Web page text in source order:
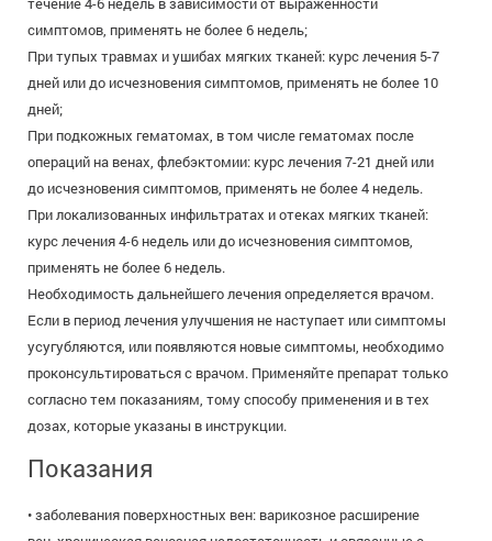
симптомов, применять не более 6 недель;
При тупых травмах и ушибах мягких тканей: курс лечения 5-7
дней или до исчезновения симптомов, применять не более 10
дней;
При подкожных гематомах, в том числе гематомах после
операций на венах, флебэктомии: курс лечения 7-21 дней или
до исчезновения симптомов, применять не более 4 недель.
При локализованных инфильтратах и отеках мягких тканей:
курс лечения 4-6 недель или до исчезновения симптомов,
применять не более 6 недель.
Необходимость дальнейшего лечения определяется врачом.
Если в период лечения улучшения не наступает или симптомы
усугубляются, или появляются новые симптомы, необходимо
проконсультироваться с врачом. Применяйте препарат только
согласно тем показаниям, тому способу применения и в тех
дозах, которые указаны в инструкции.
Показания
• заболевания поверхностных вен: варикозное расширение